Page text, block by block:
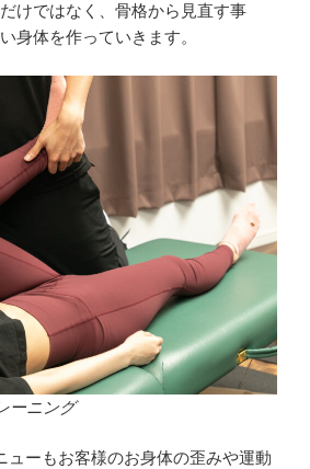
けではなく、骨格から見直す事
身体を作っていきます。
ーニング
ューもお客様のお身体の歪みや運動